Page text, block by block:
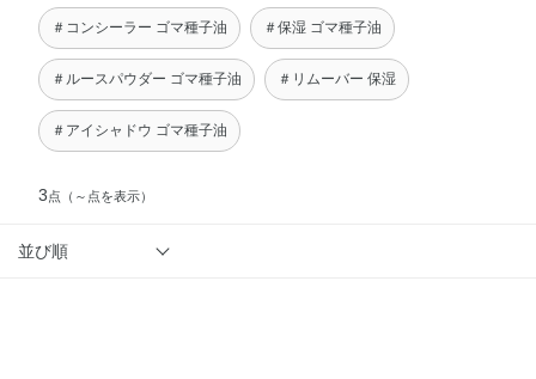
＃コンシーラー ゴマ種子油 ＃保湿 ゴマ種子油
＃ルースパウダー ゴマ種子油 ＃リムーバー 保湿
＃アイシャドウ ゴマ種子油
3点 （～点を表示）
並び順